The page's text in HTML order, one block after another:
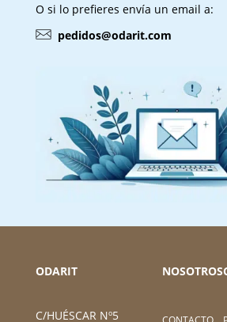
O si lo prefieres envía un email a:
pedidos@odarit.com
ODARIT
C/HUÉSCAR Nº5
NOSOTROS